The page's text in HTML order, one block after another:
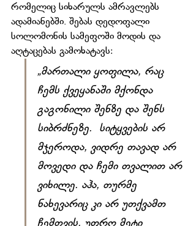
რომელიც სიხარულს ამრავლებს
ადამიანებში. შებას დედოფალი
სოლომონის სამეფოში მოდის და
აღტაცებას გამოხატავს:
„მართალი ყოფილა, რაც
ჩემს ქვეყანაში მქონდა
გაგონილი შენზე და შენს
სიბრძნეზე.  სიტყვების არ
მჯეროდა, ვიდრე თავად არ
მოვედი და ჩემი თვალით არ
ვიხილე. აჰა, თურმე
ნახევარიც კი არ უთქვამთ